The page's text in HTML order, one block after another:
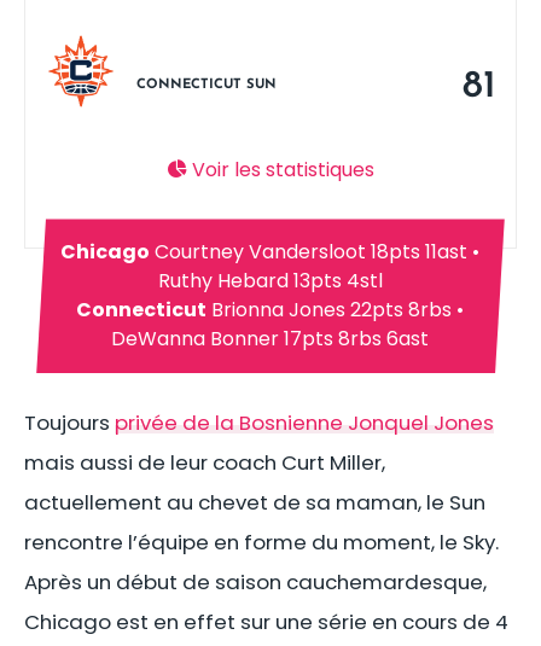
81
CONNECTICUT SUN
Voir les statistiques
Chicago Courtney Vandersloot 18pts 11ast •
Ruthy Hebard 13pts 4stl
Connecticut Brionna Jones 22pts 8rbs •
DeWanna Bonner 17pts 8rbs 6ast
Toujours privée de la Bosnienne Jonquel Jones
mais aussi de leur coach Curt Miller,
actuellement au chevet de sa maman, le Sun
rencontre l’équipe en forme du moment, le Sky.
Après un début de saison cauchemardesque,
Chicago est en effet sur une série en cours de 4